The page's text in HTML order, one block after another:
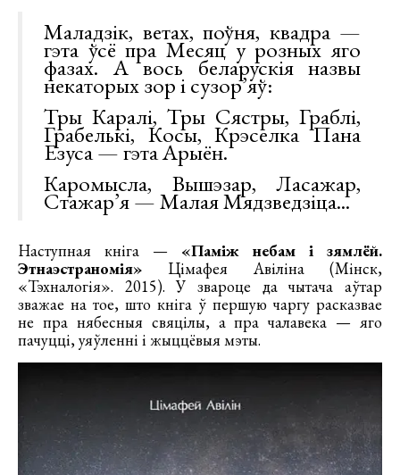
Маладзік, ветах, поўня, квадра —
гэта ўсё пра Месяц у розных яго
фазах. А вось беларускія назвы
некаторых зор і сузор’яў:
Тры Каралі, Тры Сястры, Граблі,
Грабелькі, Косы, Крэселка Пана
Езуса — гэта Арыён.
Каромысла, Вышэзар, Ласажар,
Стажар’я — Малая Мядзведзіца...
Наступная кніга — «Паміж небам і зямлёй.
Этнаэстраномія» Цімафея Авіліна (Мінск,
«Тэхналогія». 2015). У звароце да чытача аўтар
зважае на тое, што кніга ў першую чаргу расказвае
не пра нябесныя свяцілы, а пра чалавека — яго
пачуцці, уяўленні і жыццёвыя мэты.